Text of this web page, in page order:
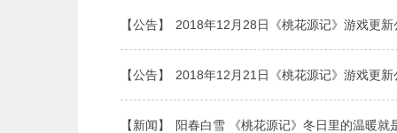
【公告】 2018年12月28日《桃花源记》游戏更新
【公告】 2018年12月21日《桃花源记》游戏更新
【新闻】 阳春白雪 《桃花源记》冬日里的温暖就